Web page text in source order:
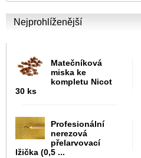
Nejprohlíženější
Matečníková
miska ke
kompletu Nicot
30 ks
Profesionální
nerezová
přelarvovací
lžička (0,5 ...